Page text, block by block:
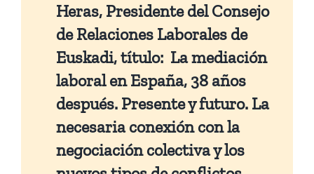
Heras, Presidente del Consejo
de Relaciones Laborales de
Euskadi, título: La mediación
laboral en España, 38 años
después. Presente y futuro. La
necesaria conexión con la
negociación colectiva y los